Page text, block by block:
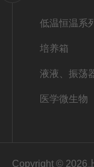
低温恒温系
培养箱
液液、振荡
医学微生物
Copyright © 2026